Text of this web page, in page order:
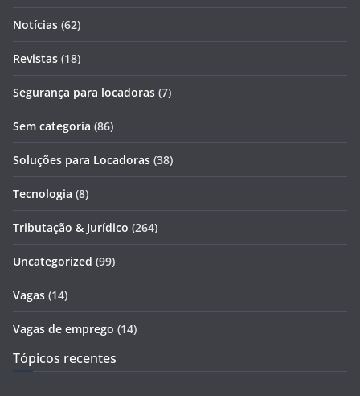
Notícias (62)
Revistas (18)
Segurança para locadoras (7)
Sem categoria (86)
Soluções para Locadoras (38)
Tecnologia (8)
Tributação & Jurídico (264)
Uncategorized (99)
Vagas (14)
Vagas de emprego (14)
Tópicos recentes